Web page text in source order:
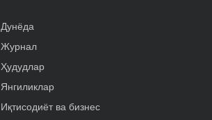
Дунёда
Журнал
Ҳудудлар
Янгиликлар
Иқтисодиёт ва бизнес